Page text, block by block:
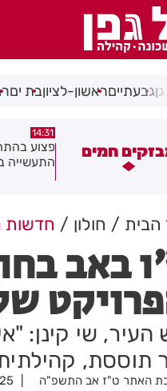
גבעתייםראשון-לציוןבת ים
חמים
בכניסה לאזור
14:15
תיסלם
באוויר
הבית חולון חדשות
באב
שי קינן:
תוססת,
האתר ט"ז אב התשפ"ה